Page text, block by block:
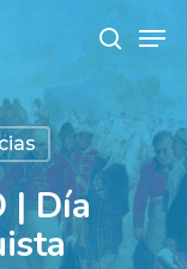
search
| Día